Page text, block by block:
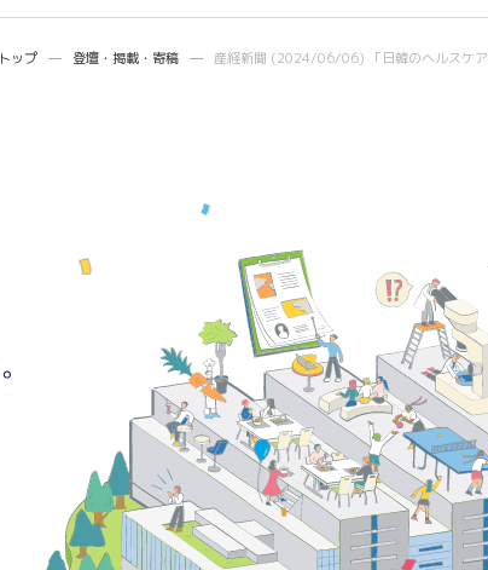
トップ 登壇・掲載・寄稿 産経新聞 (2024/06/06) 「日韓のヘルスケア